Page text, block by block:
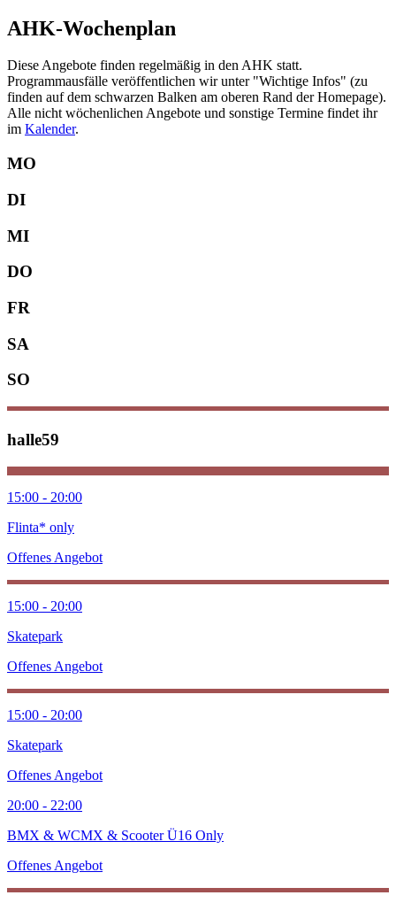
AHK-Wochenplan
Diese Angebote finden regelmäßig in den AHK statt.
Programmausfälle veröffentlichen wir unter "Wichtige Infos" (zu
finden auf dem schwarzen Balken am oberen Rand der Homepage).
Alle nicht wöchenlichen Angebote und sonstige Termine findet ihr
im Kalender.
MO
DI
MI
DO
FR
SA
SO
halle59
15:00 - 20:00
Flinta* only
Offenes Angebot
15:00 - 20:00
Skatepark
Offenes Angebot
15:00 - 20:00
Skatepark
Offenes Angebot
20:00 - 22:00
BMX & WCMX & Scooter Ü16 Only
Offenes Angebot